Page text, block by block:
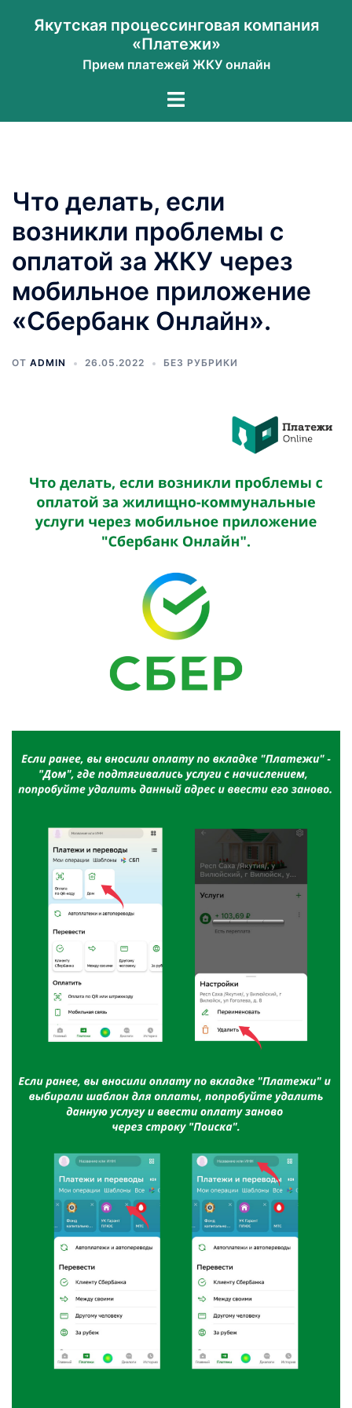
Якутская процессинговая компания
«Платежи»
Прием платежей ЖКУ онлайн
Переключатель
Что делать, если
возникли проблемы с
оплатой за ЖКУ через
мобильное приложение
«Сбербанк Онлайн».
ОТ ADMIN 26.05.2022 БЕЗ РУБРИКИ